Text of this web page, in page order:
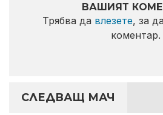
ВАШИЯТ
Трябва да влезете, за
коментар.
СЛЕДВАЩ МАЧ